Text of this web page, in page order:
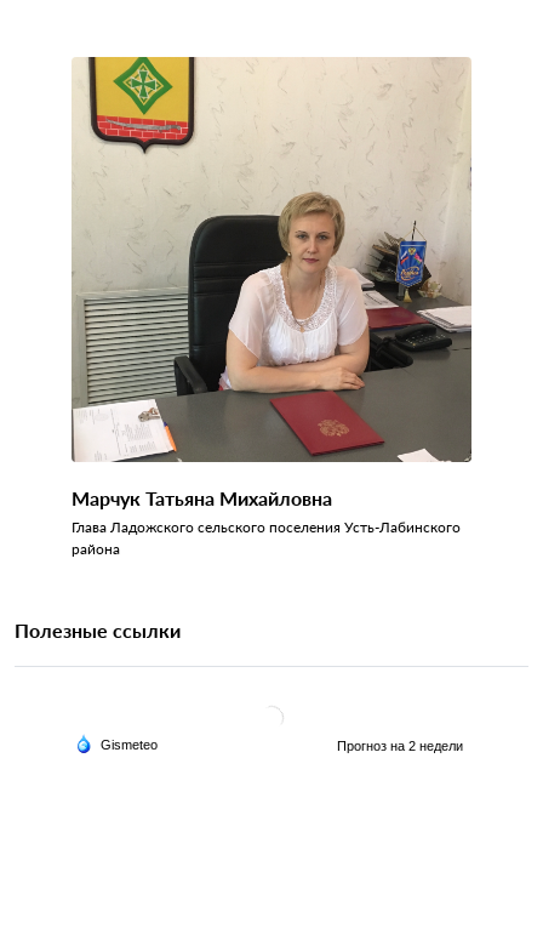
Марчук Татьяна Михайловна
Глава Ладожского сельского поселения Усть-Лабинского
района
Полезные ссылки